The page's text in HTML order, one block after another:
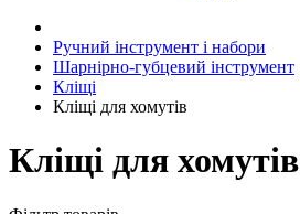
Ручний інструмент і набори
Шарнірно-губцевий інструмент
Кліщі
Кліщі для хомутів
Кліщі для хомутів